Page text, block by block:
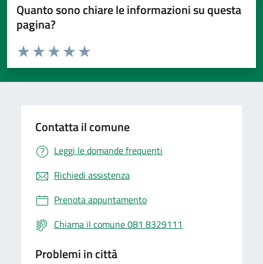
Quanto sono chiare le informazioni su questa
pagina?
Valuta da 1 a 5 stelle la pagina
Valuta 5 stelle su 5
Valuta 4 stelle su 5
Valuta 3 stelle su 5
Valuta 2 stelle su 5
Valuta 1 stelle su 5
Contatta il comune
Leggi le domande frequenti
Richiedi assistenza
Prenota appuntamento
Chiama il comune 081 8329111
Problemi in città